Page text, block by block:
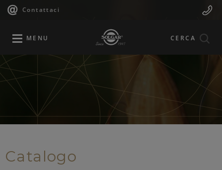
Salta
principale
Contattaci
Navigazione
Menu
MENU CERCA
Catalogo